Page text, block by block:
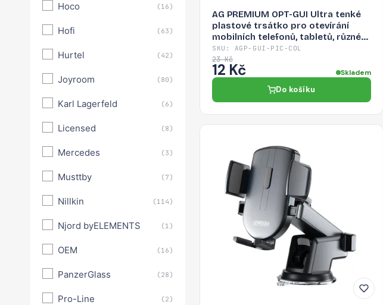
Hoco (16)
Hofi (63)
Hurtel (42)
Joyroom (80)
Karl Lagerfeld (6)
Licensed (8)
Mercedes (3)
Musttby (7)
Nillkin (114)
Njord byELEMENTS (1)
OEM (16)
PanzerGlass (28)
Pro-Line (2)
AG PREMIUM OPT-GUI Ultra tenké
plastové trsátko pro otevírání
mobilních telefonů, tabletů, různé
barvy
SKU: AGP-GUI-PIC-COL
23 Kč
12 Kč Skladem
Do košíku